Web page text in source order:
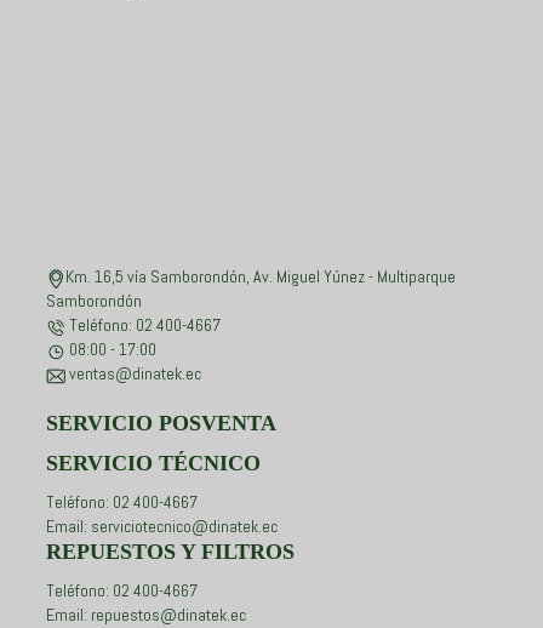
Km. 16,5 vía Samborondón, Av. Miguel Yúnez - Multiparque
Samborondón
Teléfono: 02 400-4667
08:00 - 17:00
ventas@dinatek.ec
SERVICIO POSVENTA
SERVICIO TÉCNICO
Teléfono: 02 400-4667
Email: serviciotecnico@dinatek.ec
REPUESTOS Y FILTROS
Teléfono: 02 400-4667
Email: repuestos@dinatek.ec